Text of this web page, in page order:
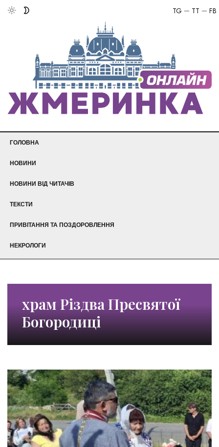
FB
TT
TG
ГОЛОВНА
НОВИНИ
НОВИНИ ВІД ЧИТАЧІВ
ТЕКСТИ
ПРИВІТАННЯ ТА ПОЗДОРОВЛЕННЯ
НЕКРОЛОГИ
храм Різдва Пресвятої
Богородиці